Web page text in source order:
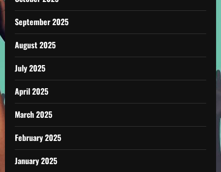
September 2025
August 2025
July 2025
April 2025
March 2025
February 2025
January 2025